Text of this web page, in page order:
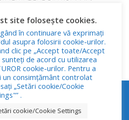
Politica privind fișierele cookies
Personal
site folosește cookies.
în continuare vă exprimați
asupra folosirii cookie-urilor.
clic pe „Accept toate/Accept
sunteți de acord cu utilizarea
cookie-urilor. Pentru a
un consimțământ controlat
„Setări cookie/Cookie
.
cookie/Cookie Settings